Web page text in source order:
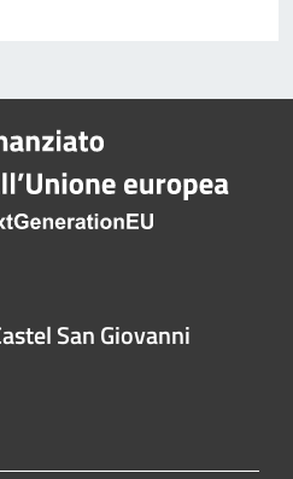
San Giovanni